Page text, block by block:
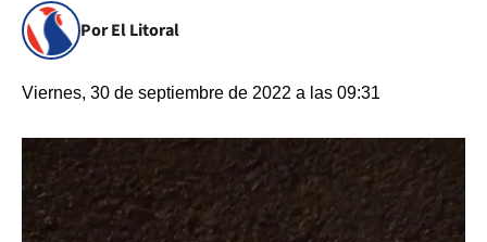
Por El Litoral
Viernes, 30 de septiembre de 2022 a las 09:31